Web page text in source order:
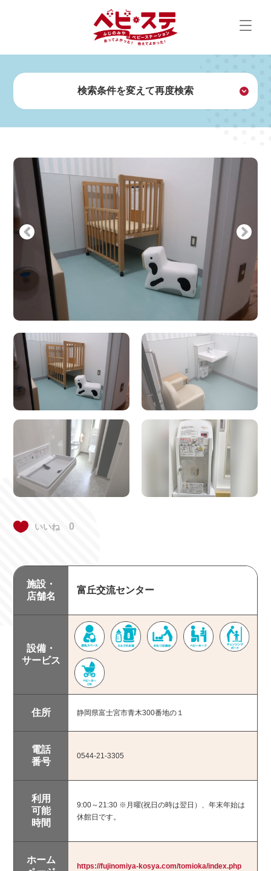
検索条件を変えて再度検索
探す
キーワードで探す
設備・サービスで探す
授乳スペー
ス
ミルクのお
湯
紙おむつ 離乳食
おむつ交換
ベビーキー
プ
チェンジン
グボード
ベビーカー
エリアで探す
浅間大社周辺エリア
朝霧高原・北部エリア
市内中部
富士山エリア
Previous
いいね 0
施設・
店舗名
富丘交流センター
設備・
サービス
住所 静岡県富士宮市青木300番地の１
電話
番号
0544-21-3305
利用
可能
時間
9:00～21:30 ※月曜(祝日の時は翌日）、年末年始は
休館日です。
ホーム
https://fujinomiya-kosya.com/tomioka/index.php